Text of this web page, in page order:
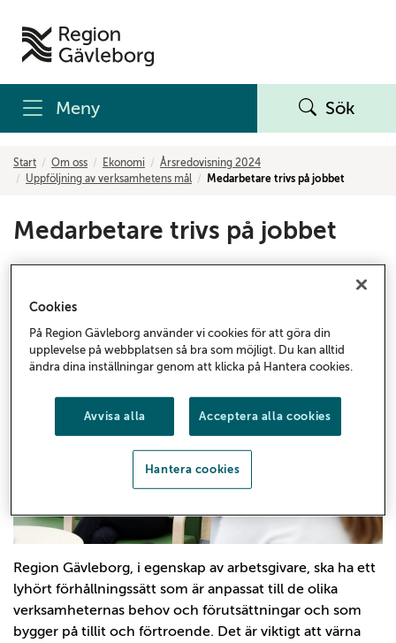
Meny Sök
Start Om oss Ekonomi
Årsredovisning 2024
Uppföljning av verksamhetens mål
Medarbetare trivs på jobbet
Medarbetare trivs på jobbet
Medarbetare som trivs och är engagerade på arbetet
kunna genomföra sina uppdrag, nå sina mål och
möta behoven hos invånarna i Gävleborgs län.
Region Gävleborg, i egenskap av arbetsgivare, ska ha ett
lyhört förhållningssätt som är anpassat till de olika
verksamheternas behov och förutsättningar och som
bygger på tillit och förtroende. Det är viktigt att värna
Cookies
På Region Gävleborg använder vi cookies för att göra din
upplevelse på webbplatsen så bra som möjligt. Du kan alltid
ändra dina inställningar genom att klicka på Hantera cookies.
Avvisa alla Acceptera alla cookies
Hantera cookies